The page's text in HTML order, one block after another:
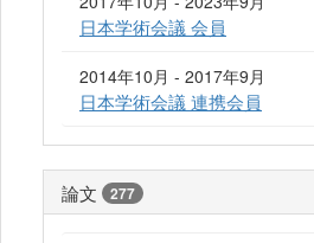
日本学術会議 会員
2014年10月 - 2017年9月
日本学術会議 連携会員
論文 277